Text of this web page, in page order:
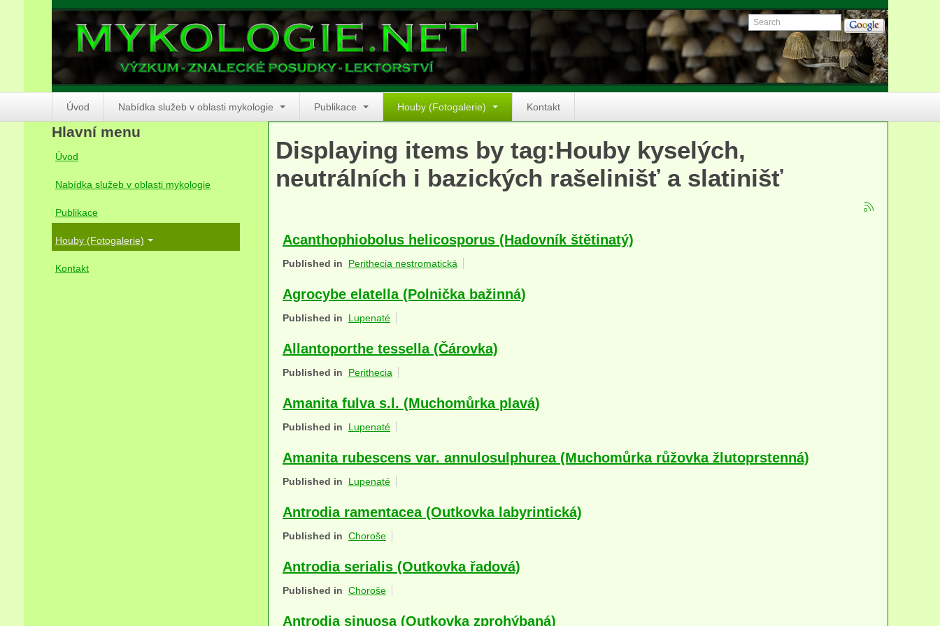
Úvod Nabídka služeb v oblasti mykologie Publikace Houby (Fotogalerie) Kontakt
Displaying items by tag:Houby kyselých,
neutrálních i bazických rašelinišť a slatinišť
Acanthophiobolus helicosporus (Hadovník štětinatý)
Published in Perithecia nestromatická
Agrocybe elatella (Polnička bažinná)
Published in Lupenaté
Allantoporthe tessella (Čárovka)
Published in Perithecia
Amanita fulva s.l. (Muchomůrka plavá)
Published in Lupenaté
Amanita rubescens var. annulosulphurea (Muchomůrka růžovka žlutoprstenná)
Published in Lupenaté
Antrodia ramentacea (Outkovka labyrintická)
Published in Choroše
Antrodia serialis (Outkovka řadová)
Published in Choroše
Antrodia sinuosa (Outkovka zprohýbaná)
Hlavní menu
Úvod
Nabídka služeb v oblasti mykologie
Publikace
Houby (Fotogalerie)
Kontakt